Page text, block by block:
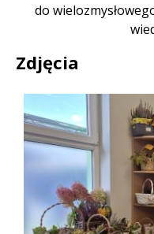
do
Zdjęcia